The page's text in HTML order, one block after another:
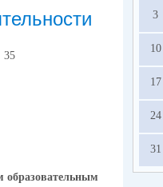
35
образовательным
3
10
17
24
31